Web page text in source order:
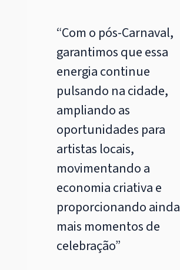
“Com o pós-Carnaval,
garantimos que essa
energia continue
pulsando na cidade,
ampliando as
oportunidades para
artistas locais,
movimentando a
economia criativa e
proporcionando ainda
mais momentos de
celebração”